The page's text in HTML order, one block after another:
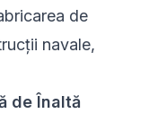
de
navale,
de Înaltă